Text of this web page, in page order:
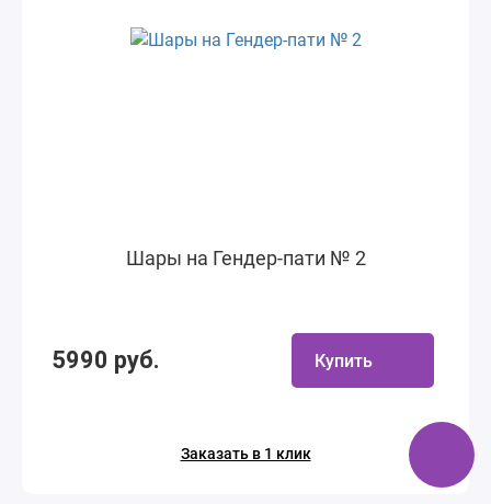
Шары на Гендер-пати № 2
5990 руб. Купить
Заказать в 1 клик